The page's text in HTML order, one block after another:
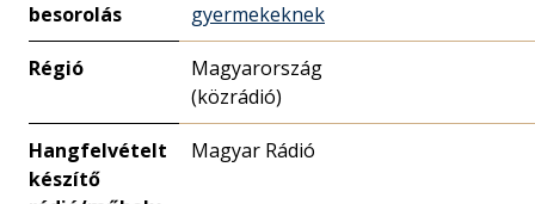
besorolás
gyermekeknek
Régió
Magyarország
(közrádió)
Hangfelvételt
készítő
Magyar Rádió